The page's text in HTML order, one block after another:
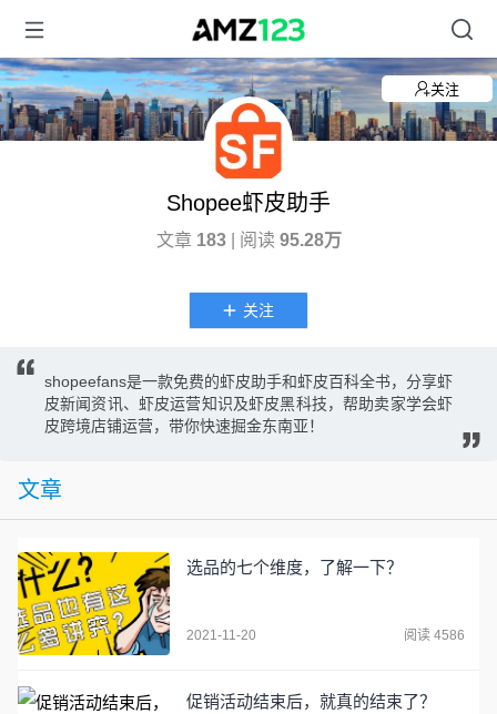
关注
Shopee虾皮助手
文章 183| 阅读 95.28万
关注
shopeefans是一款免费的虾皮助手和虾皮百科全书，分享虾
皮新闻资讯、虾皮运营知识及虾皮黑科技，帮助卖家学会虾
皮跨境店铺运营，带你快速掘金东南亚！
文章
选品的七个维度，了解一下？
2021-11-20 阅读 4586
促销活动结束后，就真的结束了？